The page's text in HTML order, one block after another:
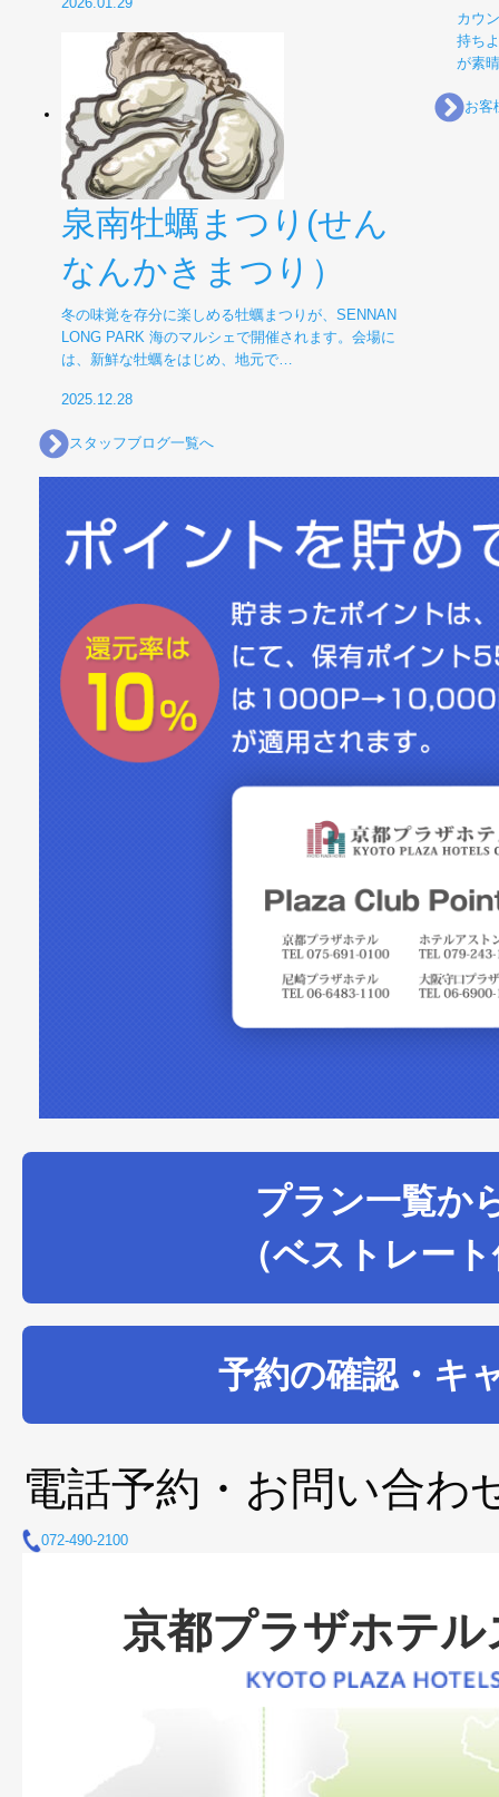
泉南牡蠣まつり(せん
なんかきまつり）
冬の味覚を存分に楽しめる牡蠣まつりが、SENNAN
LONG PARK 海のマルシェで開催されます。会場に
は、新鮮な牡蠣をはじめ、地元で…
2025.12.28
スタッフブログ一覧へ
カウ
持ち
が素
お客
プラン一覧か
（ベストレー
予約の確認・キ
電話予約・お問い合わ
072-490-2100
京都プラザホテ